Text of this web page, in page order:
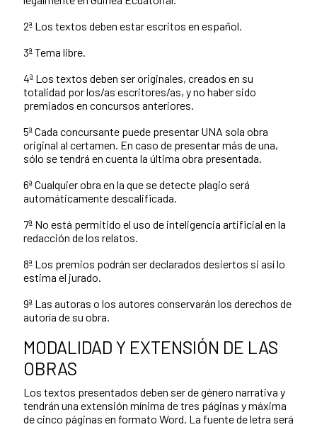
2ª Los textos deben estar escritos en español.
3ª Tema libre.
4ª Los textos deben ser originales, creados en su
totalidad por los/as escritores/as, y no haber sido
premiados en concursos anteriores.
5ª Cada concursante puede presentar UNA sola obra
original al certamen. En caso de presentar más de una,
sólo se tendrá en cuenta la última obra presentada.
6ª Cualquier obra en la que se detecte plagio será
automáticamente descalificada.
7ª No está permitido el uso de inteligencia artificial en la
redacción de los relatos.
8ª Los premios podrán ser declarados desiertos si así lo
estima el jurado.
9ª Las autoras o los autores conservarán los derechos de
autoría de su obra.
MODALIDAD Y EXTENSIÓN DE LAS
OBRAS
Los textos presentados deben ser de género narrativa y
tendrán una extensión mínima de tres páginas y máxima
de cinco páginas en formato Word. La fuente de letra será